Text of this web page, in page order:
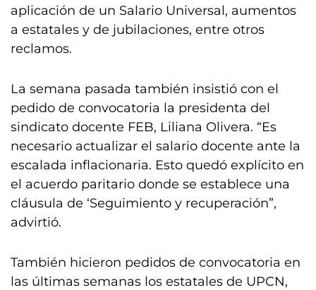
aplicación de un Salario Universal, aumentos
a estatales y de jubilaciones, entre otros
reclamos.
La semana pasada también insistió con el
pedido de convocatoria la presidenta del
sindicato docente FEB, Liliana Olivera. “Es
necesario actualizar el salario docente ante la
escalada inflacionaria. Esto quedó explícito en
el acuerdo paritario donde se establece una
cláusula de ‘Seguimiento y recuperación”,
advirtió.
También hicieron pedidos de convocatoria en
las últimas semanas los estatales de UPCN,